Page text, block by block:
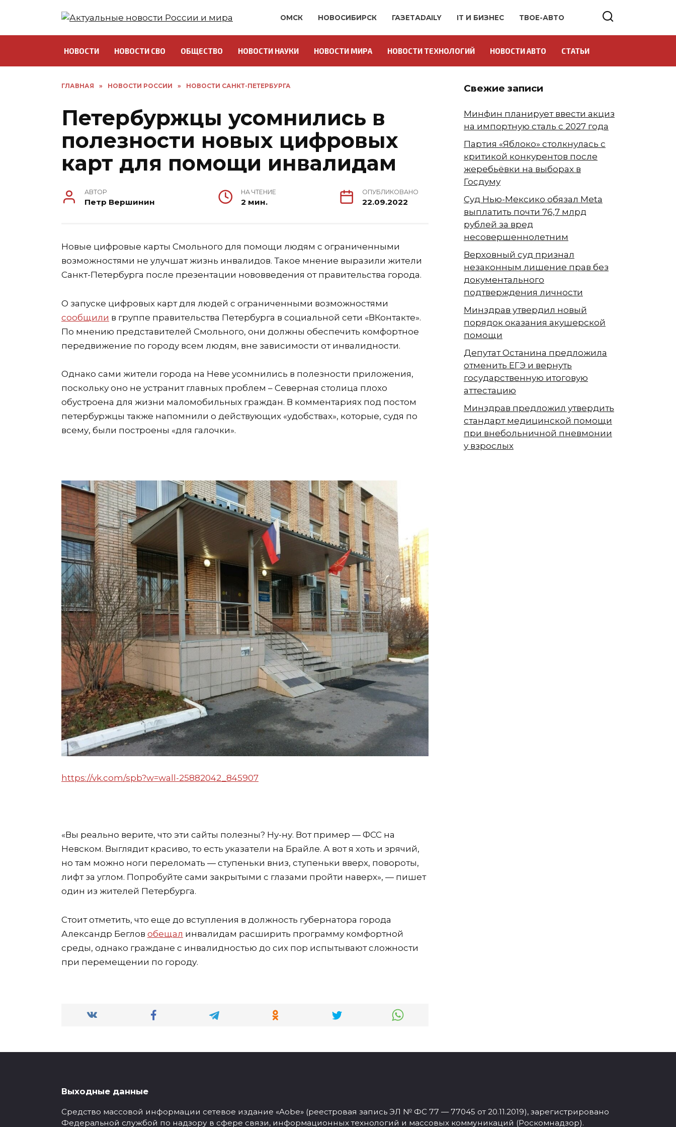
ОМСК НОВОСИБИРСК ГАЗЕТАDAILY IT И БИЗНЕС ТВОЕ-АВТО
НОВОСТИ НОВОСТИ СВО ОБЩЕСТВО НОВОСТИ НАУКИ НОВОСТИ МИРА НОВОСТИ ТЕХНОЛОГИЙ НОВОСТИ АВТО СТАТЬИ
ГЛАВНАЯ » НОВОСТИ РОССИИ » НОВОСТИ САНКТ-ПЕТЕРБУРГА
Петербуржцы усомнились в
полезности новых цифровых
карт для помощи инвалидам
АВТОР
Петр Вершинин
НА ЧТЕНИЕ
2 мин.
ОПУБЛИКОВАНО
22.09.2022
Новые цифровые карты Смольного для помощи людям с ограниченными
возможностями не улучшат жизнь инвалидов. Такое мнение выразили жители
Санкт-Петербурга после презентации нововведения от правительства города.
О запуске цифровых карт для людей с ограниченными возможностями
сообщили в группе правительства Петербурга в социальной сети «ВКонтакте».
По мнению представителей Смольного, они должны обеспечить комфортное
передвижение по городу всем людям, вне зависимости от инвалидности.
Однако сами жители города на Неве усомнились в полезности приложения,
поскольку оно не устранит главных проблем – Северная столица плохо
обустроена для жизни маломобильных граждан. В комментариях под постом
петербуржцы также напомнили о действующих «удобствах», которые, судя по
всему, были построены «для галочки».
https://vk.com/spb?w=wall-25882042_845907
«Вы реально верите, что эти сайты полезны? Ну-ну. Вот пример — ФСС на
Невском. Выглядит красиво, то есть указатели на Брайле. А вот я хоть и зрячий,
но там можно ноги переломать — ступеньки вниз, ступеньки вверх, повороты,
лифт за углом. Попробуйте сами закрытыми с глазами пройти наверх», — пишет
один из жителей Петербурга.
Стоит отметить, что еще до вступления в должность губернатора города
Александр Беглов обещал инвалидам расширить программу комфортной
среды, однако граждане с инвалидностью до сих пор испытывают сложности
при перемещении по городу.
Свежие записи
Минфин планирует ввести акциз
на импортную сталь с 2027 года
Партия «Яблоко» столкнулась с
критикой конкурентов после
жеребьёвки на выборах в
Госдуму
Суд Нью-Мексико обязал Meta
выплатить почти 76,7 млрд
рублей за вред
несовершеннолетним
Верховный суд признал
незаконным лишение прав без
документального
подтверждения личности
Минздрав утвердил новый
порядок оказания акушерской
помощи
Депутат Останина предложила
отменить ЕГЭ и вернуть
государственную итоговую
аттестацию
Минздрав предложил утвердить
стандарт медицинской помощи
при внебольничной пневмонии
у взрослых
Выходные данные
Средство массовой информации сетевое издание «Aobe» (реестровая запись ЭЛ № ФС 77 — 77045 от 20.11.2019), зарегистрировано
Федеральной службой по надзору в сфере связи, информационных технологий и массовых коммуникаций (Роскомнадзор).